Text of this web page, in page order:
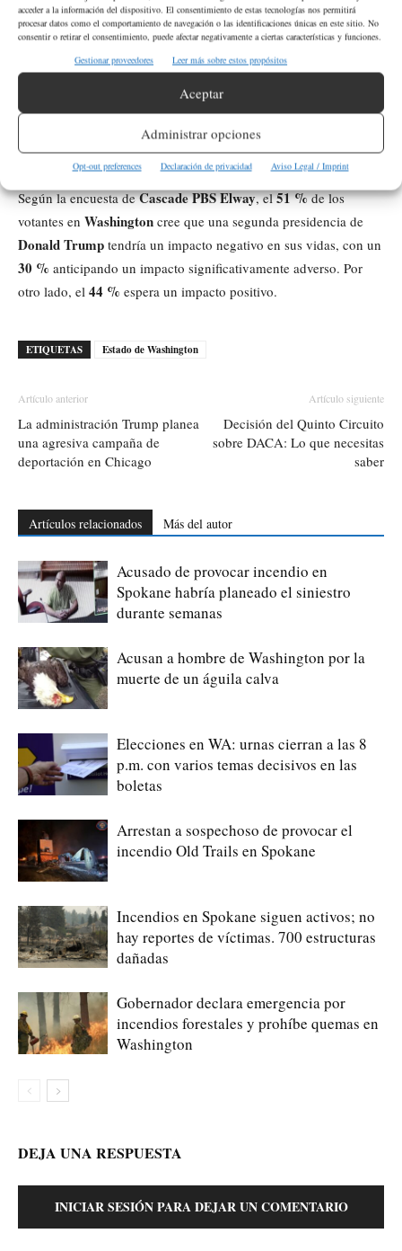
acceder a la información del dispositivo. El consentimiento de estas tecnologías nos permitirá
procesar datos como el comportamiento de navegación o las identificaciones únicas en este sitio. No
consentir o retirar el consentimiento, puede afectar negativamente a ciertas características y funciones.
Gestionar proveedores
Leer más sobre estos propósitos
Aceptar
Administrar opciones
Opt-out preferences Declaración de privacidad Aviso Legal / Imprint
solo el13 %apoya la cooperación, mientras que un67 %se
inclina por la resistencia a ladeportación de inmigrantes
indocumentados.
¿Qué impacto podría tener una segunda
presidencia de Donald Trump según los
votantes de Washington?
Según la encuesta deCascade PBS Elway, el51 %de los
votantes en Washington cree que una segunda presidencia de
Donald Trump tendría un impacto negativo en sus vidas, con un
30 % anticipando un impacto significativamente adverso. Por
otro lado, el 44 % espera un impacto positivo.
ETIQUETAS Estado de Washington
Artículo anterior
La administración Trump planea
una agresiva campaña de
deportación en Chicago
Artículo siguiente
Decisión del Quinto Circuito
sobre DACA: Lo que necesitas
saber
Artículos relacionados Más del autor
Acusado de provocar incendio en
Spokane habría planeado el siniestro
durante semanas
Acusan a hombre de Washington por la
muerte de un águila calva
Elecciones en WA: urnas cierran a las 8
p.m. con varios temas decisivos en las
boletas
Arrestan a sospechoso de provocar el
incendio Old Trails en Spokane
Incendios en Spokane siguen activos; no
hay reportes de víctimas. 700 estructuras
dañadas
Gobernador declara emergencia por
incendios forestales y prohíbe quemas en
Washington
DEJA UNA RESPUESTA
INICIAR SESIÓN PARA DEJAR UN COMENTARIO